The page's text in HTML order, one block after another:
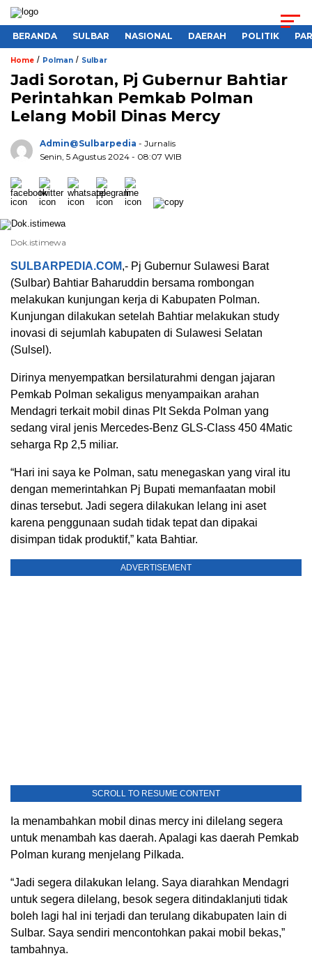
BERANDA SULBAR NASIONAL DAERAH POLITIK
Home / Polman / Sulbar
Jadi Sorotan, Pj Gubernur Bahtiar
Perintahkan Pemkab Polman
Lelang Mobil Dinas Mercy
Admin@sulbarpedia - Jurnalis
Senin, 5 Agustus 2024 - 08:07 WIB
Dok.istimewa
SULBARPEDIA.COM,- Pj Gubernur Sulawesi Barat
(Sulbar) Bahtiar Baharuddin bersama rombongan
melakukan kunjungan kerja di Kabupaten Polman.
Kunjungan dilakukan setelah Bahtiar melakukan study
inovasi di sejumlah kabupaten di Sulawesi Selatan
(Sulsel).
Dirinya menyempatkan bersilaturahmi dengan jajaran
Pemkab Polman sekaligus menyampaikan arahan
Mendagri terkait mobil dinas Plt Sekda Polman yang
sedang viral jenis Mercedes-Benz GLS-Class 450 4Matic
seharga Rp 2,5 miliar.
“Hari ini saya ke Polman, satu menegaskan yang viral itu
dengan memerintahkan Pj Bupati memanfaatan mobil
dinas tersebut. Jadi segera dilakukan lelang ini aset
karena penggunaan sudah tidak tepat dan dipakai
disimpan tidak produktif,” kata Bahtiar.
ADVERTISEMENT
SCROLL TO RESUME CONTENT
Ia menambahkan mobil dinas mercy ini dilelang segera
untuk menambah kas daerah. Apalagi kas daerah Pemkab
Polman kurang menjelang Pilkada.
“Jadi segera dilakukan lelang. Saya diarahkan Mendagri
untuk segera dilelang, besok segera ditindaklanjuti tidak
boleh lagi hal ini terjadi dan terulang dikabupaten lain di
Sulbar. Saya sendiri mencontohkan pakai mobil bekas,”
tambahnya.